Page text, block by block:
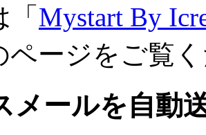
Mystart By
ページをご覧
メールを自動